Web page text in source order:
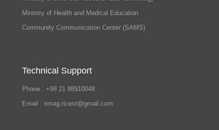
Ministry of Health and Medical Education
Community Communication Center (SAMS)
Technical Support
Phone : +98 21 88910048
Email : rimag.ricest@gmail.com